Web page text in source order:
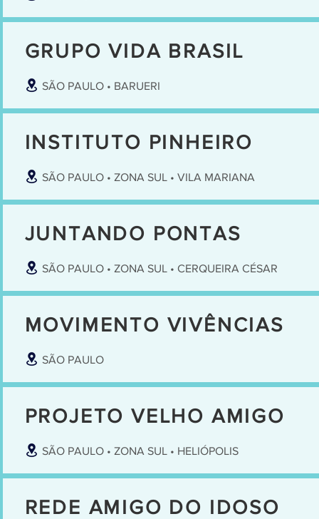
GRUPO VIDA BRASIL
SÃO PAULO • BARUERI
INSTITUTO PINHEIRO
SÃO PAULO • ZONA SUL • VILA MARIANA
JUNTANDO PONTAS
SÃO PAULO • ZONA SUL • CERQUEIRA CÉSAR
MOVIMENTO VIVÊNCIAS
SÃO PAULO
PROJETO VELHO AMIGO
SÃO PAULO • ZONA SUL • HELIÓPOLIS
REDE AMIGO DO IDOSO